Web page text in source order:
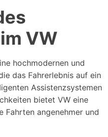
VW
hochmodernen und
das Fahrerlebnis auf ein
Assistenzsystemen
bietet VW eine
Fahrten angenehmer und